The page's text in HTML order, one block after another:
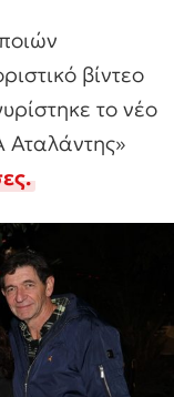
βίντεο
το νέο
Αταλάντης»